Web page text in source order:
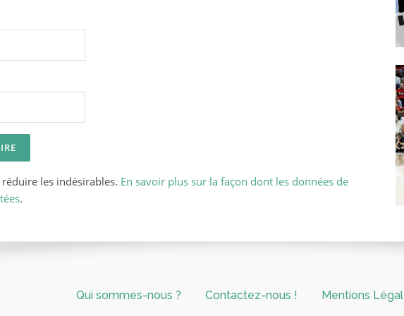
les indésirables. En savoir plus sur la façon dont les données de
.
Qui sommes-nous ? Contactez-nous ! Mentions